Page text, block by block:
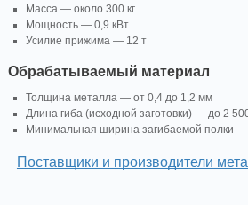
Масса — около 300 кг
Мощность — 0,9 кВт
Усилие прижима — 12 т
Обрабатываемый материал
Толщина металла — от 0,4 до 1,2 мм
Длина гиба (исходной заготовки) — до 2
Минимальная ширина загибаемой полки
Поставщики и производители